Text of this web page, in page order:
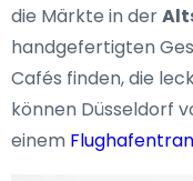
die Märkte in der
handgefertigten
Cafés finden, die
können Düsseldorf
einem